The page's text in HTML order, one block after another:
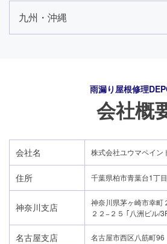
九州・沖縄
雨漏り屋根修理
会社概
会社名 株式会社ユウマペイン
住所 千葉県柏市青葉台1丁
神奈川支店
神奈川県茅ヶ崎市幸町
２２−２５ ｢八洲ビル/
名古屋支店 名古屋市西区八筋町96